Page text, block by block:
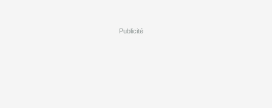
Publicité